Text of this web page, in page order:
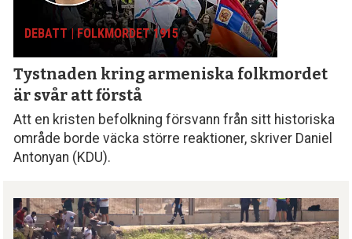
DEBATT | FOLKMORDET 1915
Tystnaden kring armeniska folk­mordet
är svår att förstå
Att en kristen befolkning försvann från sitt histo­riska
område borde väcka större reaktioner, skriver Daniel
Antonyan (KDU).